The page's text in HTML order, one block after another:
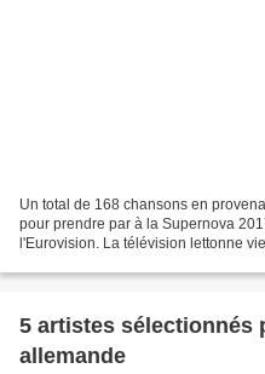
Un total de 168 chansons en
pour prendre par à la Supernova
l'Eurovision. La télévision lettonne
5 artistes sélectionnés
allemande